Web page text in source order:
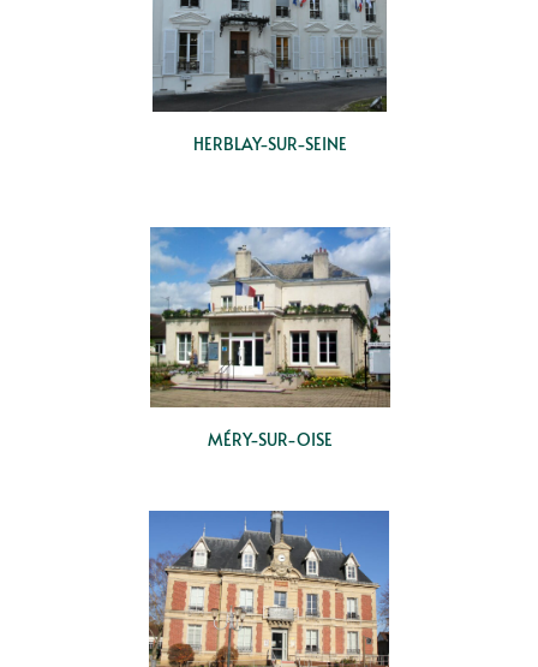
HERBLAY-SUR-SEINE
MÉRY-SUR-OISE